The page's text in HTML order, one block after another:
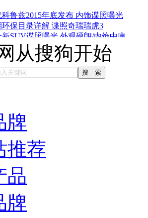
斗
车模美腿爆乳无惧
走光
科鲁兹2015年底发布 内饰谍照曝光
环保目录详解 谍照奇瑞瑞虎3
新SUV谍照曝光 外观硬朗/内饰中庸
三厢无伪装谍照 外观内饰有改动
路试谍照 内饰设计豪华/或20万起
新闻>>
售价
片
大全
价格
网从搜狗开始
牌
推荐
品
牌